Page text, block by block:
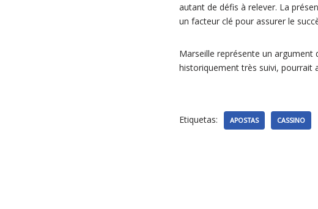
autant de défis à relever. La
un facteur clé pour assurer le
Marseille représente un
historiquement très suivi, pourrait
Etiquetas: APOSTAS CASSINO